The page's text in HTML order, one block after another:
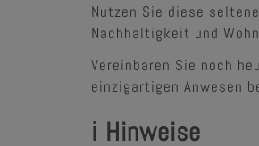
Nutzen Sie diese
Nachhaltigkeit und
Vereinbaren Sie noch
einzigartigen Anwesen
ℹ️ Hinweise